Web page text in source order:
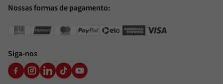
Nossas formas de pagamento:
Siga-nos